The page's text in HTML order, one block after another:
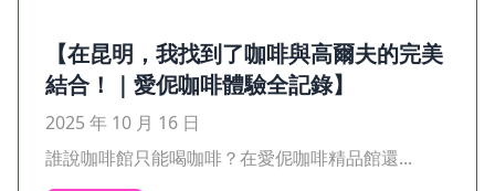
【在昆明，我找到了咖啡與高爾夫的完美
結合！｜愛伲咖啡體驗全記錄】
2025 年 10 月 16 日
誰說咖啡館只能喝咖啡？在愛伲咖啡精品館還...